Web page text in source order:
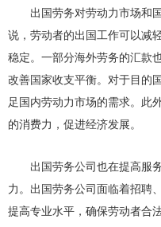
出国劳务对劳动力市场和
说，劳动者的出国工作可以减
稳定。一部分海外劳务的汇款
改善国家收支平衡。对于目的
足国内劳动力市场的需求。此
的消费力，促进经济发展。
出国劳务公司也在提高服
力。出国劳务公司面临着招聘
提高专业水平，确保劳动者合